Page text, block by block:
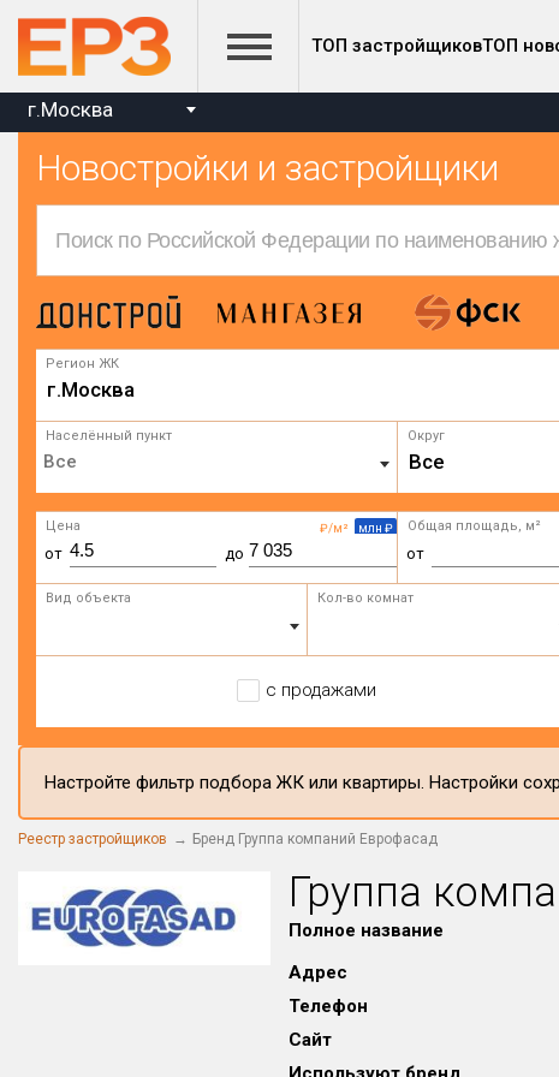
ТОП застройщиковТОП
г.Москва
Новостройки и застройщики
Регион ЖК
г.Москва
Населённый пункт Округ
Все
₽/м² млн ₽
Цена
от до
Общая площадь, м²
от
Вид объекта Кол-во комнат
с продажами
Настройте фильтр подбора ЖК или квартиры. Настройки
Реестр застройщиков Бренд Группа компаний Еврофасад
Группа
Полное название
Адрес
Телефон
Сайт